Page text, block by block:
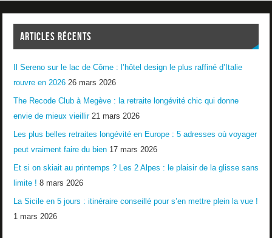
ARTICLES RÉCENTS
Il Sereno sur le lac de Côme : l’hôtel design le plus raffiné d’Italie
rouvre en 2026 26 mars 2026
The Recode Club à Megève : la retraite longévité chic qui donne
envie de mieux vieillir 21 mars 2026
Les plus belles retraites longévité en Europe : 5 adresses où voyager
peut vraiment faire du bien 17 mars 2026
Et si on skiait au printemps ? Les 2 Alpes : le plaisir de la glisse sans
limite ! 8 mars 2026
La Sicile en 5 jours : itinéraire conseillé pour s’en mettre plein la vue !
1 mars 2026